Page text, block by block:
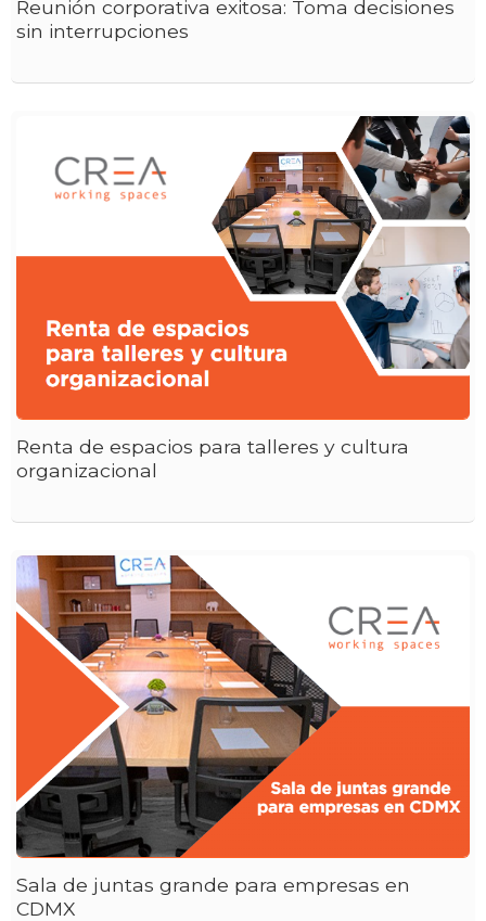
Reunión corporativa exitosa: Toma decisiones
sin interrupciones
Renta de espacios para talleres y cultura
organizacional
Sala de juntas grande para empresas en
CDMX